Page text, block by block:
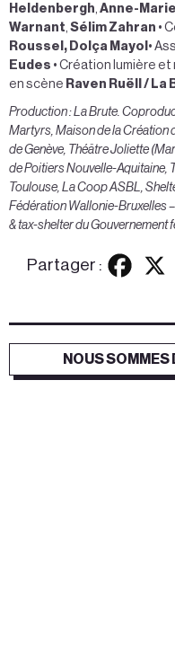
Heldenbergh, Anne-
Warnant, Sélim Zahran •
Roussel, Dolça Mayol •
Eudes • Création lumière
en scène Raven Ruëll / La
Production : La Brute.
Martyrs, Maison de la Création
de Genève, Théâtre Joliette
de Poitiers Nouvelle-Aquitaine,
Toulouse, La Coop ASBL,
Fédération Wallonie-Bruxelles
& tax-shelter du Gouvernement
Partager :
NOUS